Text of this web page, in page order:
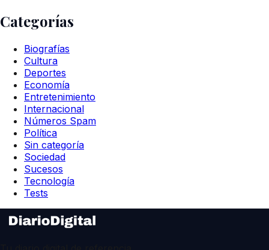
Categorías
Biografías
Cultura
Deportes
Economía
Entretenimiento
Internacional
Números Spam
Política
Sin categoría
Sociedad
Sucesos
Tecnología
Tests